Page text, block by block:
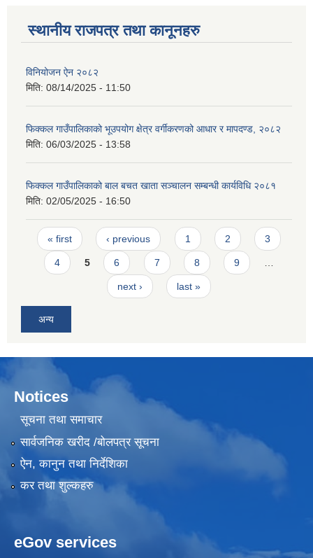
स्थानीय राजपत्र तथा कानूनहरु
विनियोजन ऐन २०८२
मिति: 08/14/2025 - 11:50
फिक्कल गाउँपालिकाको भूउपयोग क्षेत्र वर्गीकरणको आधार र मापदण्ड, २०८२
मिति: 06/03/2025 - 13:58
फिक्कल गाउँपालिकाको बाल बचत खाता सञ्चालन सम्बन्धी कार्यविधि २०८१
मिति: 02/05/2025 - 16:50
Pages
« first ‹ previous 1 2 3
4 5 6 7 8 9 …
next › last »
अन्य
Notices
सूचना तथा समाचार
सार्वजनिक खरीद /बोलपत्र सूचना
ऐन, कानुन तथा निर्देशिका
कर तथा शुल्कहरु
eGov services